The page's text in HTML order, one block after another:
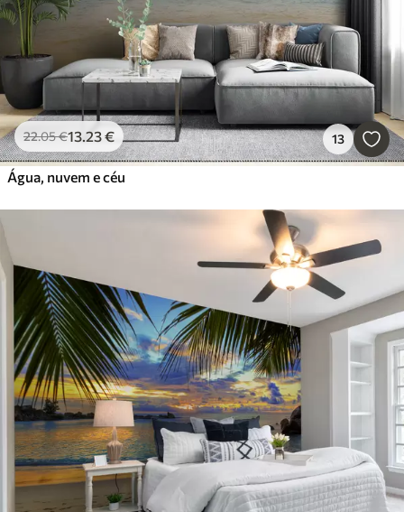
22.05€13.23€ 13
Água, nuvem e céu